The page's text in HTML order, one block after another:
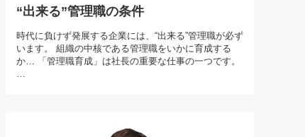
氣」(30)
ーツ・ビジネスに学ぶ心理学(98)
の『これぞ！"本物の温泉"』(157)
“出来る”管理職の条件
時代に負けず発展する企業には、“出来る”管理職が必ず
います。 組織の中核である管理職をいかに育成する
か… 「管理職育成」は社長の重要な仕事の一つです。
…